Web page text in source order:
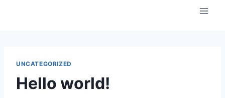
UNCATEGORIZED
Hello world!